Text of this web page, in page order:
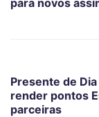
Presente de
render pontos
parceiras